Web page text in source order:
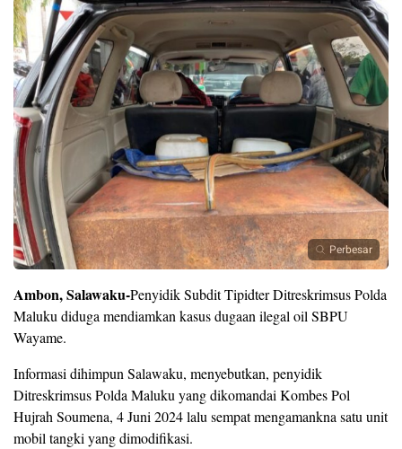
Perbesar
Ambon, Salawaku-Penyidik Subdit Tipidter Ditreskrimsus Polda
Maluku diduga mendiamkan kasus dugaan ilegal oil SBPU
Wayame.
Informasi dihimpun Salawaku, menyebutkan, penyidik
Ditreskrimsus Polda Maluku yang dikomandai Kombes Pol
Hujrah Soumena, 4 Juni 2024 lalu sempat mengamankna satu unit
mobil tangki yang dimodifikasi.